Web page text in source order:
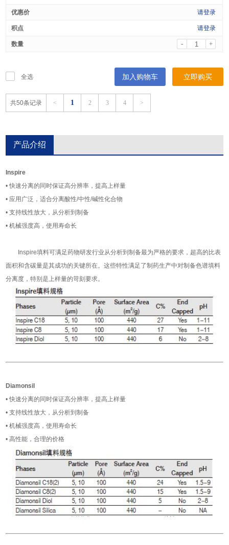
请登录
请登录
- +
全选 加入购物车 立即购买
共50条记录 < 1 2 3 4 >
产品介绍
Inspire
• 快速分离的同时保证高分辨率，提高上样量
• 应用广泛，适合分离酸性/中性/碱性化合物
• 支持线性放大，从分析到制备
• 机械强度高，使用寿命长
Inspire填料可满足药物研发行业从分析到制备最为严格的要求，超高的比表
面积和含碳量是其成功的关键所在。这些特性满足了制药生产中对制备色谱填料
分离度，特别是上样量的苛刻要求。
Diamonsil
• 快速分离的同时保证高分辨率，提高上样量
• 支持线性放大，从分析到制备
• 机械强度高，使用寿命长
• 高性能，合理的价格